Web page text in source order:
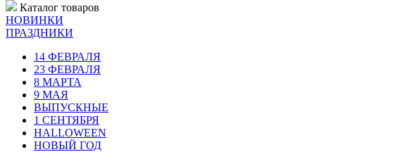
Каталог товаров
НОВИНКИ
ПРАЗДНИКИ
14 ФЕВРАЛЯ
23 ФЕВРАЛЯ
8 МАРТА
9 МАЯ
ВЫПУСКНЫЕ
1 СЕНТЯБРЯ
HALLOWEEN
НОВЫЙ ГОД